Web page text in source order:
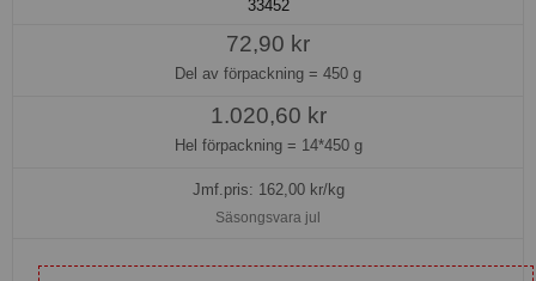
33452
72,90 kr
Del av förpackning = 450 g
1.020,60 kr
Hel förpackning = 14*450 g
Jmf.pris: 162,00kr/kg
Säsongsvara jul